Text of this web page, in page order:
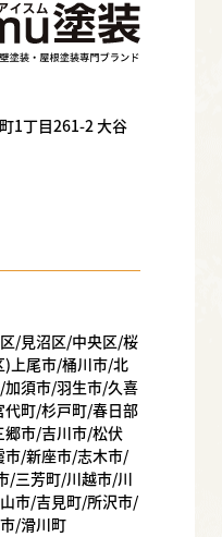
1丁目261-2 大谷
/見沼区/中央区/桜
上尾市/桶川市/北
須市/羽生市/久喜
町/杉戸町/春日部
市/吉川市/松伏
/新座市/志木市/
/三芳町/川越市/川
市/吉見町/所沢市/
/滑川町